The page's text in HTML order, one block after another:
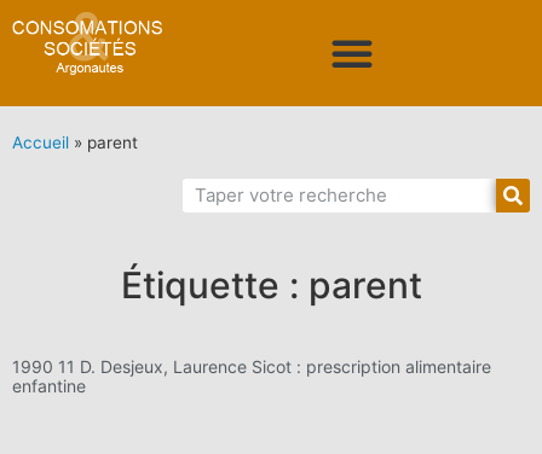
Accueil » parent
Étiquette : parent
1990 11 D. Desjeux, Laurence Sicot : prescription alimentaire
enfantine